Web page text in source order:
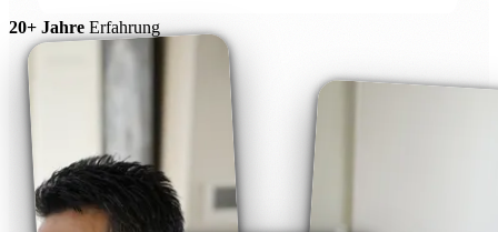
20+ Jahre Erfahrung